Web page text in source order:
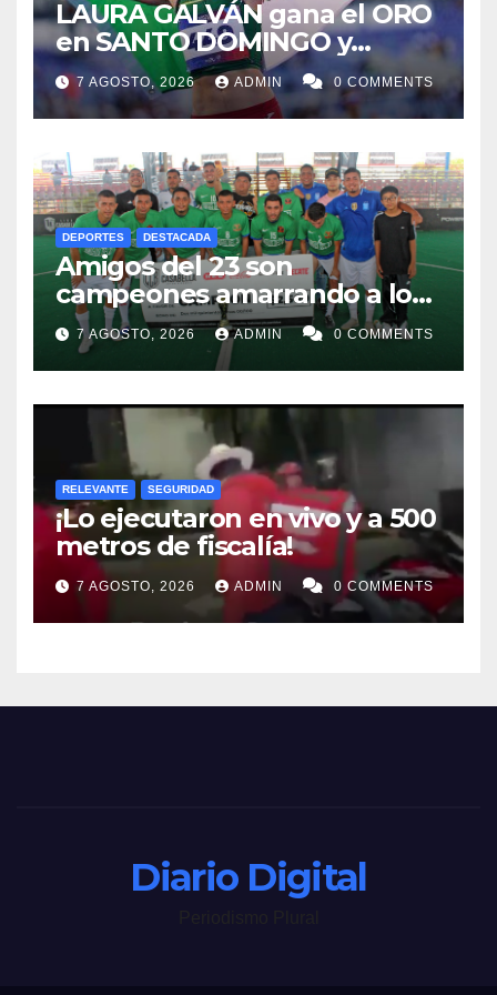
LAURA GALVÁN gana el ORO
en SANTO DOMINGO y
dedica Medalla a sus padres
fallecidos
7 AGOSTO, 2026 ADMIN 0 COMMENTS
DEPORTES DESTACADA
Amigos del 23 son
campeones amarrando a los
“Perros Bravos”
7 AGOSTO, 2026 ADMIN 0 COMMENTS
RELEVANTE SEGURIDAD
¡Lo ejecutaron en vivo y a 500
metros de fiscalía!
7 AGOSTO, 2026 ADMIN 0 COMMENTS
Diario Digital